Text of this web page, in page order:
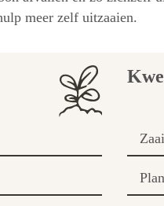
meer zelf uitzaaien.